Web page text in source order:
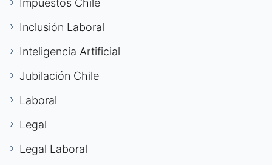
Impuestos Chile
Inclusión Laboral
Inteligencia Artificial
Jubilación Chile
Laboral
Legal
Legal Laboral